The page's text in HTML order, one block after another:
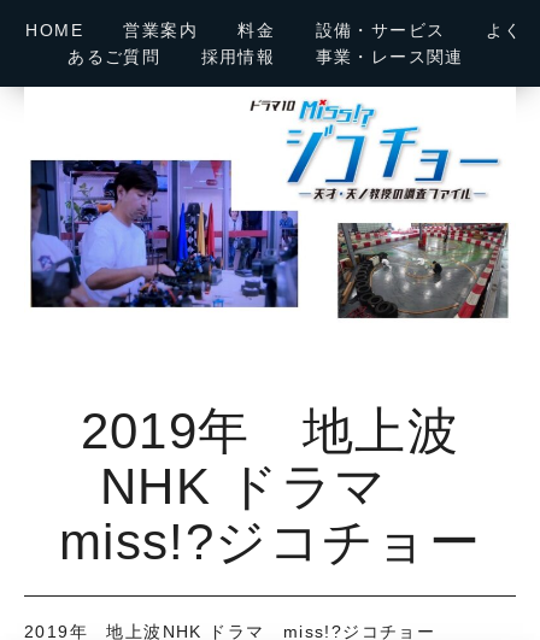
ス
HOME 営業案内 料金 設備・サービス
よく
あるご質問
採用情報 事業・レース関連
2019年 地上波
NHK ドラマ
miss!?ジコチョー
2019年 地上波NHK ドラマ miss!?ジコチョー